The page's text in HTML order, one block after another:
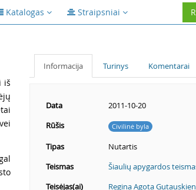
Katalogas Straipsniai
iš
Informacija Turinys Komentarai
Data
2011-10-20
Rūšis
Civilinė byla
Tipas
Nutartis
Teismas
Šiaulių apygardos
Teisėjas(ai)
Regina Agota